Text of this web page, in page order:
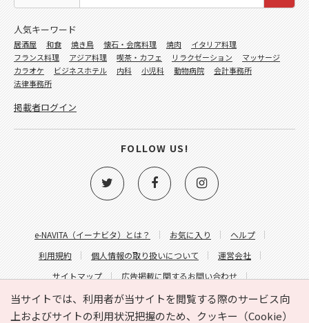
当サイトでは、利用者が当サイトを閲覧する際のサービス向
上およびサイトの利用状況把握のため、クッキー（Cookie）
e-NAVITA（イーナビタ）とは？ お気に入り
ヘルプ
利用規約
個人情報の取り扱いについて
運営会社
サイトマップ
広告掲載に関するお問い合わせ
サイトの内容に関するお問い合わせ
人気キーワード
居酒屋 和食 焼き鳥 懐石・会席料理 焼肉
イタリア料理
フランス料理
アジア料理 喫茶・カフェ リラクゼーション
マッサージ
カラオケ
ビジネスホテル 内科 小児科 動物病院
会計事務所
法律事務所
掲載者ログイン
FOLLOW US!